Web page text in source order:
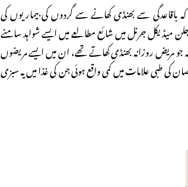
باقاعدگی سے بھنڈی کھانے سے گردوں کی بیماریوں کی
میڈیکل جرنل میں شائع مطالعے میں ایسے شواہد سامنے
مریض روزانہ بھنڈی کھاتے تھے، ان میں ایسے مریضوں
طبی علامات میں کمی واقع ہوئی جن کی غذا میں یہ سبزی